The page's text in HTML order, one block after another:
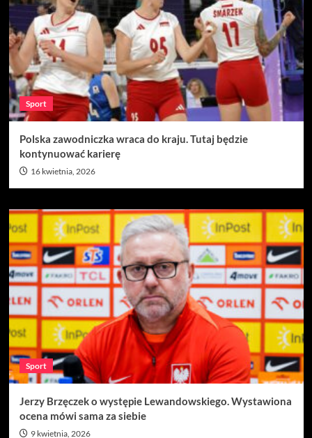
Sport
Polska zawodniczka wraca do kraju. Tutaj będzie
kontynuować karierę
16 kwietnia, 2026
Sport
Jerzy Brzęczek o występie Lewandowskiego. Wystawiona
ocena mówi sama za siebie
9 kwietnia, 2026